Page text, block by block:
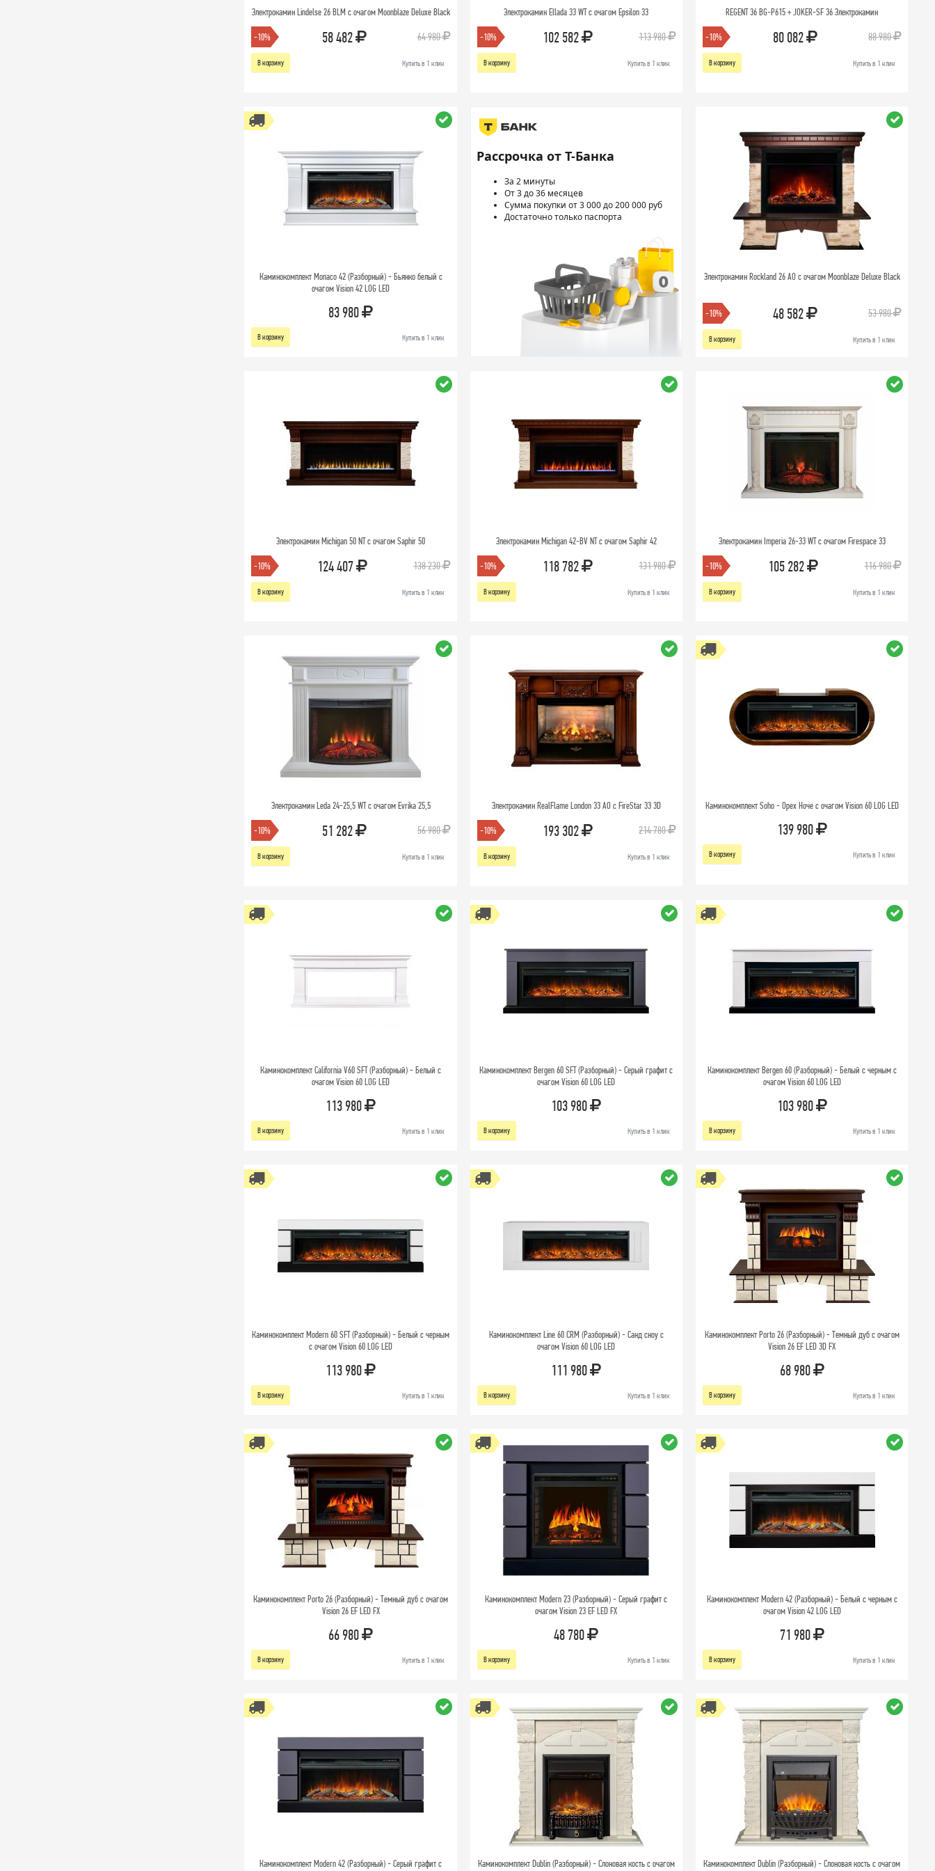
Электрокамин Lindelse 26 BLM с очагом Moonblaze Deluxe Black
-10% 58 482 64 980
В корзину Купить в 1 клик
Электрокамин Ellada 33 WT с очагом Epsilon 33
-10% 102 582 113 980
В корзину Купить в 1 клик
REGENT 36 BG-P615 + JOKER-SF 36 Электрокамин
-10% 80 082 88 980
В корзину Купить в 1 клик
Каминокомплект Monaco 42 (Разборный) - Бьянко белый с
очагом Vision 42 LOG LED
83 980
В корзину Купить в 1 клик
Рассрочка от Т-Банка
За 2 минуты
От 3 до 36 месяцев
Сумма покупки от 3 000 до 200 000 руб
Достаточно только паспорта
Электрокамин Rockland 26 AO с очагом Moonblaze Deluxe Black
-10% 48 582 53 980
В корзину Купить в 1 клик
Электрокамин Michigan 50 NT с очагом Saphir 50
-10% 124 407 138 230
В корзину Купить в 1 клик
Электрокамин Michigan 42-BV NT с очагом Saphir 42
-10% 118 782 131 980
В корзину Купить в 1 клик
Электрокамин Imperia 26-33 WT с очагом Firespace 33
-10% 105 282 116 980
В корзину Купить в 1 клик
Электрокамин Leda 24-25,5 WT с очагом Evrika 25,5
-10% 51 282 56 980
В корзину Купить в 1 клик
Электрокамин RealFlame London 33 AO с FireStar 33 3D
-10% 193 302 214 780
В корзину Купить в 1 клик
Каминокомплект Soho - Орех Ноче с очагом Vision 60 LOG LED
139 980
В корзину Купить в 1 клик
Каминокомплект California V60 SFT (Разборный) - Белый с
очагом Vision 60 LOG LED
113 980
В корзину Купить в 1 клик
Каминокомплект Bergen 60 SFT (Разборный) - Серый графит с
очагом Vision 60 LOG LED
103 980
В корзину Купить в 1 клик
Каминокомплект Bergen 60 (Разборный) - Белый с черным с
очагом Vision 60 LOG LED
103 980
В корзину Купить в 1 клик
Каминокомплект Modern 60 SFT (Разборный) - Белый с черным
с очагом Vision 60 LOG LED
113 980
В корзину Купить в 1 клик
Каминокомплект Line 60 CRM (Разборный) - Санд сноу с
очагом Vision 60 LOG LED
111 980
В корзину Купить в 1 клик
Каминокомплект Porto 26 (Разборный) - Темный дуб с очагом
Vision 26 EF LED 3D FX
68 980
В корзину Купить в 1 клик
Каминокомплект Porto 26 (Разборный) - Темный дуб с очагом
Vision 26 EF LED FX
66 980
В корзину Купить в 1 клик
Каминокомплект Modern 23 (Разборный) - Серый графит с
очагом Vision 23 EF LED FX
48 780
В корзину Купить в 1 клик
Каминокомплект Modern 42 (Разборный) - Белый с черным с
очагом Vision 42 LOG LED
71 980
В корзину Купить в 1 клик
Каминокомплект Modern 42 (Разборный) - Серый графит с
Каминокомплект Dublin (Разборный) - Слоновая кость с очагом
Каминокомплект Dublin (Разборный) - Слоновая кость с очагом